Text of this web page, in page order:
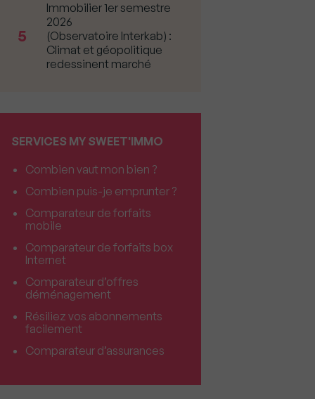
5
Immobilier 1er semestre
2026
(Observatoire Interkab) :
Climat et géopolitique
redessinent marché
SERVICES MY SWEET'IMMO
Combien vaut mon bien ?
Combien puis-je emprunter ?
Comparateur de forfaits
mobile
Comparateur de forfaits box
Internet
Comparateur d’offres
déménagement
Résiliez vos abonnements
facilement
Comparateur d’assurances